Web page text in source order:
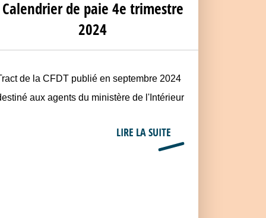
Calendrier de paie 4e trimestre
2024
de la CFDT publié en septembre 2024
aux agents du ministère de l'Intérieur
LIRE LA SUITE